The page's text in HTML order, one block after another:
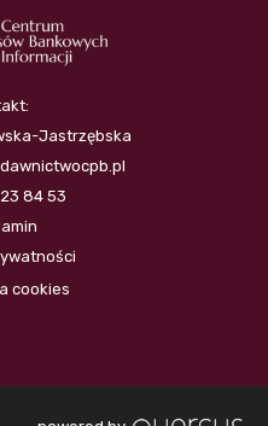
Jastrzębska
84 53
cookies